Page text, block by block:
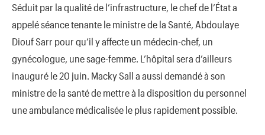
Séduit par la qualité de l’infrastructure, le chef de l’État a
appelé séance tenante le ministre de la Santé, Abdoulaye
Diouf Sarr pour qu’il y affecte un médecin-chef, un
gynécologue, une sage-femme. L’hôpital sera d’ailleurs
inauguré le 20 juin. Macky Sall a aussi demandé à son
ministre de la santé de mettre à la disposition du personnel
une ambulance médicalisée le plus rapidement possible.